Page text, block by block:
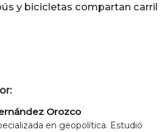
y bicicletas compartan carril
Orozco
en geopolítica. Estudió